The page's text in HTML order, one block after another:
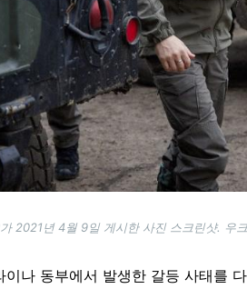
2021년 4월 9일 게시한 사진 스크린샷. 우
나 동부에서 발생한 갈등 사태를